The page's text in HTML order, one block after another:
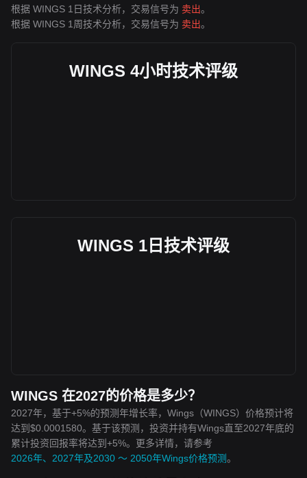
根据 WINGS 1日技术分析，交易信号为 卖出。
根据 WINGS 1周技术分析，交易信号为 卖出。
WINGS 4小时技术评级
WINGS 1日技术评级
WINGS 在2027的价格是多少？
2027年，基于+5%的预测年增长率，Wings（WINGS）价格预计将
达到$0.0001580。基于该预测，投资并持有Wings直至2027年底的
累计投资回报率将达到+5%。更多详情，请参考
2026年、2027年及2030 ～ 2050年Wings价格预测。